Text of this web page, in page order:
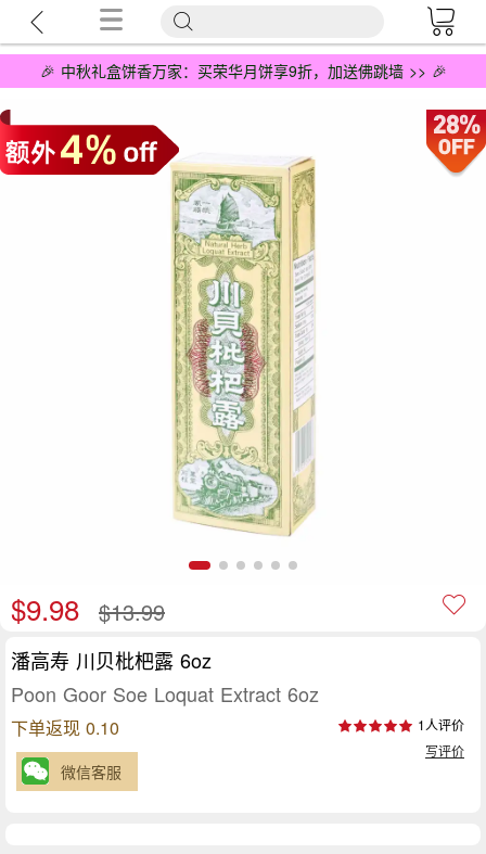
🎉 中秋礼盒饼香万家：买荣华月饼享9折，加送佛跳墙 >> 🎉
$9.98 $13.99
潘高寿 川贝枇杷露 6oz
Poon Goor Soe Loquat Extract 6oz
下单返现 0.10
1人评价
写评价
微信客服